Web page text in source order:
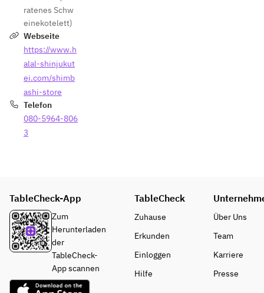
ratenes Schw
einekotelett)
Webseite
https://www.h
alal-shinjukut
ei.com/shimb
ashi-store
Telefon
080-5964-806
3
TableCheck-App
Zum
Herunterladen
der
TableCheck-
App scannen
TableCheck
Zuhause
Erkunden
Einloggen
Hilfe
Über Uns
Team
Karriere
Presse